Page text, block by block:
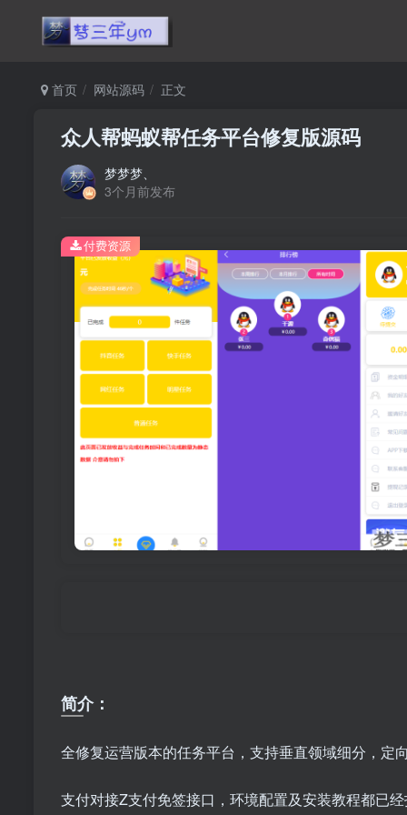
首页 网站源码 正文
众人帮蚂蚁帮任务平台修复版源码
梦梦梦、
3个月前发布
付费资源
简介：
全修复运营版本的任务平台，支持垂直领域细分，定
支付对接Z支付免签接口，环境配置及安装教程都已